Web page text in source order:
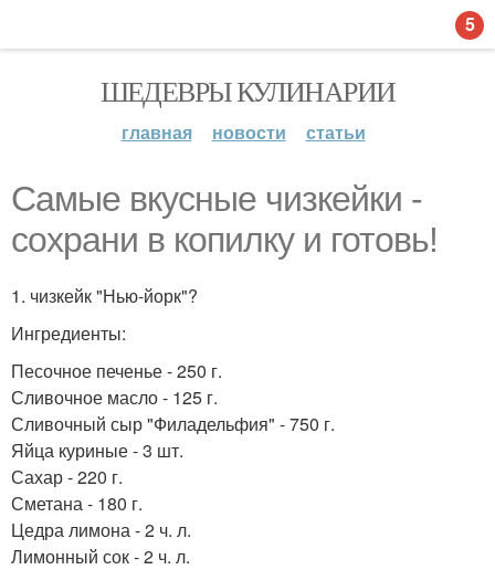
ШЕДЕВРЫ КУЛИНАРИИ
главная новости статьи
Самые вкусные чизкейки -
сохрани в копилку и готовь!
1. чизкейк "Нью-йорк"?
Ингредиенты:
Песочное печенье - 250 г.
Сливочное масло - 125 г.
Сливочный сыр "Филадельфия" - 750 г.
Яйца куриные - 3 шт.
Сахар - 220 г.
Сметана - 180 г.
Цедра лимона - 2 ч. л.
Лимонный сок - 2 ч. л.
5